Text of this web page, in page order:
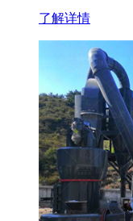
了解详情